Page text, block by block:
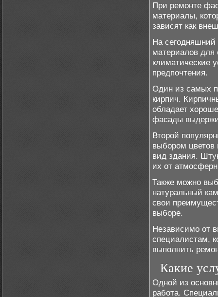
При ремонте
материалы,
зависят как
На сегодняшний
материалов для
климатические
предпочтения.
Один из самых
кирпич.
обладает
фасады
Второй
выбором цветов
вид здания.
их от
Также можно
натуральный
свои
выборе.
Независимо от
специалистам,
выполнить
Какие
Одной из
работа.